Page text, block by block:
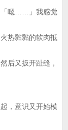
嗯……」我感觉
热黏黏的软肉抵
后又扳开趾缝，
，意识又开始模